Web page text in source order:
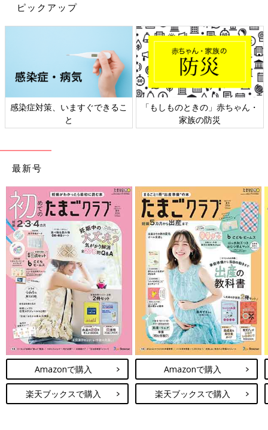
ピックアップ
感染症対策、いますぐできるこ
と
「もしものときの」赤ちゃん・
家族の防災
最新号
Amazonで購入
楽天ブックスで購入
Amazonで購入
楽天ブックスで購入